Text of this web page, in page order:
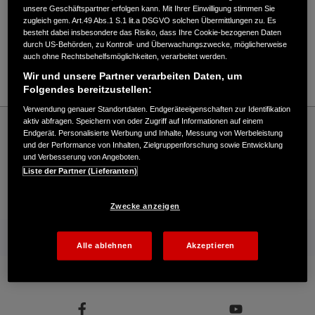
Verkauf / Kundendienst
07306/929020
E-Mail
Honda
Industrie
Dieter Kohnle - Industrial – Honda - HONDA Deutschland Offizielle Website | The
Power of Dreams
Mehr von Honda
unsere Geschäftspartner erfolgen kann. Mit Ihrer Einwilligung stimmen Sie
zugleich gem. Art.49 Abs.1 S.1 lit.a DSGVO solchen Übermittlungen zu. Es
besteht dabei insbesondere das Risiko, dass Ihre Cookie-bezogenen Daten
durch US-Behörden, zu Kontroll- und Überwachungszwecke, möglicherweise
auch ohne Rechtsbehelfsmöglichkeiten, verarbeitet werden.
Wir und unsere Partner verarbeiten Daten, um
Folgendes bereitzustellen:
Verwendung genauer Standortdaten. Endgeräteeigenschaften zur Identifikation
aktiv abfragen. Speichern von oder Zugriff auf Informationen auf einem
Endgerät. Personalisierte Werbung und Inhalte, Messung von Werbeleistung
und der Performance von Inhalten, Zielgruppenforschung sowie Entwicklung
und Verbesserung von Angeboten.
Liste der Partner (Lieferanten)
Zwecke anzeigen
Alle ablehnen Akzeptieren